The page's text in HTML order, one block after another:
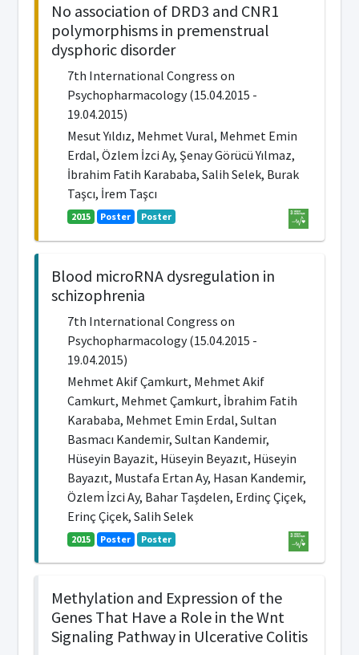
No association of DRD3 and CNR1
polymorphisms in premenstrual
dysphoric disorder
7th International Congress on
Psychopharmacology (15.04.2015 -
19.04.2015)
Mesut Yıldız, Mehmet Vural, Mehmet Emin
Erdal, Özlem İzci Ay, Şenay Görücü Yılmaz,
İbrahim Fatih Karababa, Salih Selek, Burak
Taşcı, İrem Taşcı
2015 Poster Poster
Blood microRNA dysregulation in
schizophrenia
7th International Congress on
Psychopharmacology (15.04.2015 -
19.04.2015)
Mehmet Akif Çamkurt, Mehmet Akif
Camkurt, Mehmet Çamkurt, İbrahim Fatih
Karababa, Mehmet Emin Erdal, Sultan
Basmacı Kandemir, Sultan Kandemir,
Hüseyin Bayazit, Hüseyin Beyazıt, Hüseyin
Bayazıt, Mustafa Ertan Ay, Hasan Kandemir,
Özlem İzci Ay, Bahar Taşdelen, Erdinç Çiçek,
Erinç Çiçek, Salih Selek
2015 Poster Poster
Methylation and Expression of the
Genes That Have a Role in the Wnt
Signaling Pathway in Ulcerative Colitis